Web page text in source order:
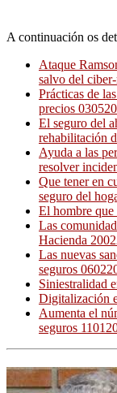
A continuación os
Ataque
salvo del
Prácticas de
precios
El seguro del
rehabilitación
Ayuda a las
resolver
Que tener en
seguro del
El hombre
Las
Hacienda
Las nuevas
seguros
Siniestralidad
Digitalización
Aumenta el
seguros